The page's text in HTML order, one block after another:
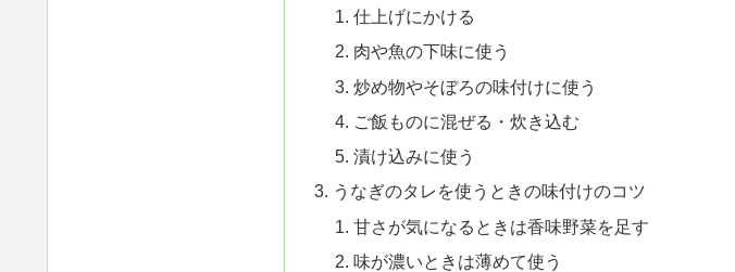
仕上げにかける
肉や魚の下味に使う
炒め物やそぼろの味付けに使う
ご飯ものに混ぜる・炊き込む
漬け込みに使う
うなぎのタレを使うときの味付けのコツ
甘さが気になるときは香味野菜を足す
味が濃いときは薄めて使う